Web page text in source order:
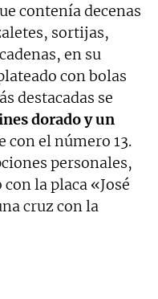
contenía decenas
sortijas,
en su
con bolas
destacadas se
dorado y un
con el número 13.
personales,
la placa «José
cruz con la